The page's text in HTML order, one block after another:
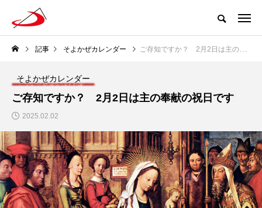
記事 そよかぜカレンダー ご存知ですか？ 2月2日は主の奉献の祝日です
そよかぜカレンダー
ご存知ですか？ 2月2日は主の奉献の祝日です
2025.02.02